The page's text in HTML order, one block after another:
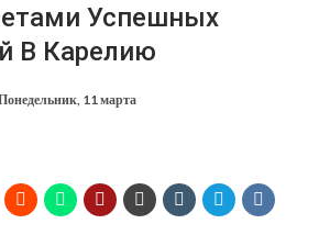
Успешных
В Карелию
11 марта